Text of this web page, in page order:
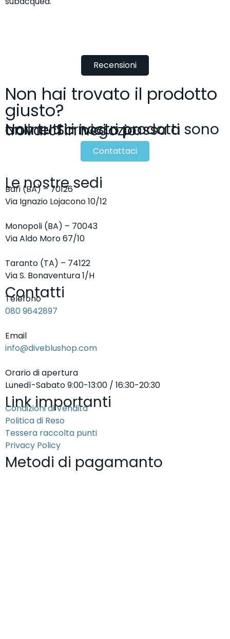
Recensioni
Non hai trovato il prodotto
giusto?
Non tutti i nostri prodotti sono online! Scrivici o passa a trovarci in negozio.
Contattaci
Le nostre sedi
Bari (BA) – 70126
Via Ignazio Lojacono 10/12
Monopoli (BA) – 70043
Via Aldo Moro 67/10
Taranto (TA) – 74122
Via S. Bonaventura 1/H
Contatti
Telefono
080 9642897
Email
info@diveblushop.com
Orario di apertura
Lunedì-Sabato 9:00-13:00 / 16:30-20:30
Link importanti
Condizioni di Vendita
Politica di Reso
Tessera raccolta punti
Privacy Policy
Metodi di pagamanto